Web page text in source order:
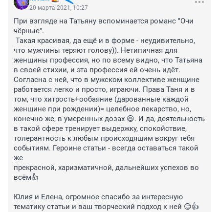
20 марта 2021, 10:27
При взгляде на Татьяну вспоминается романс "Очи
чёрные".
Такая красивая, да ещё и в форме - неудивительно,
что мужчины теряют голову)). Нетипичная для
женщины профессия, но по всему видно, что Татьяна
в своей стихии, и эта профессия ей очень идёт.
Согласна с ней, что в мужском коллективе женщине
работается легко и просто, играючи. Права Таня и в
том, что хитрость+ообаяние (дарованные каждой
женщине при рождении)= целебное лекарство, но,
конечно же, в умеренных дозах 😆. И да, деятельность
в такой сфере тренирует выдержку, спокойствие,
толерантность к любым происходящим вокруг тебя
событиям. Героине статьи - всегда оставаться такой
же
прекрасной, харизматичной, дальнейших успехов во
всём👍
Юлия и Елена, огромное спасибо за интересную
тематику статьи и ваш творческий подход к ней 😊👍